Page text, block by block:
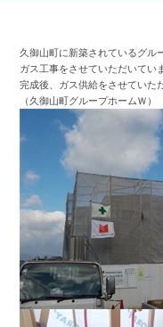
久御山町に新築されているグル
ガス工事をさせていただいてい
完成後、ガス供給をさせていた
（久御山町グループホームＷ）